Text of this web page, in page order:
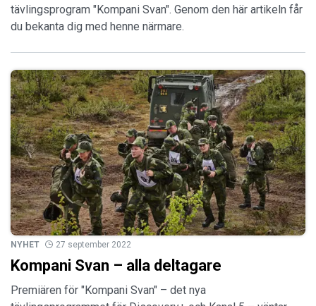
tävlingsprogram "Kompani Svan". Genom den här artikeln får
du bekanta dig med henne närmare.
NYHET 27 september 2022
Kompani Svan – alla deltagare
Premiären för "Kompani Svan" – det nya